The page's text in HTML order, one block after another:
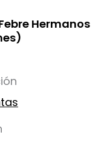
Hermanos